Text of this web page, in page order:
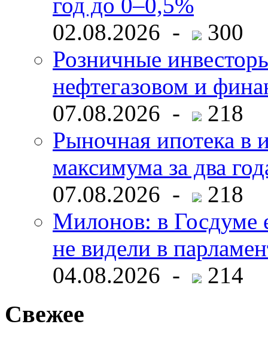
год до 0–0,5%
02.08.2026 -
300
Розничные
нефтегазовом и
07.08.2026 -
218
Рыночная ипотека в
максимума за два
07.08.2026 -
218
Милонов: в Госдуме
не видели в
04.08.2026 -
214
Свежее